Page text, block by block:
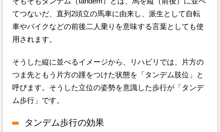
てつないだ、直列2頭立の馬車に由来し、派生として自転
車やバイクなどの前後二人乗りを意味する言葉としても使
用されます。
そうした縦に並べるイメージから、リハビリでは、片方の
つま先ともう片方の踵をつけた状態を「タンデム肢位」と
呼びます。そうした立位の姿勢を意識した歩行が「タンデ
ム歩行」です。
タンデム歩行の効果